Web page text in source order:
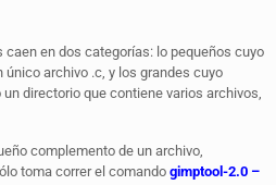
en dos categorías: lo pequeños cuyo
archivo .c, y los grandes cuyo
directorio que contiene varios archivos,
complemento de un archivo,
toma correr el comando gimptool-2.0 –